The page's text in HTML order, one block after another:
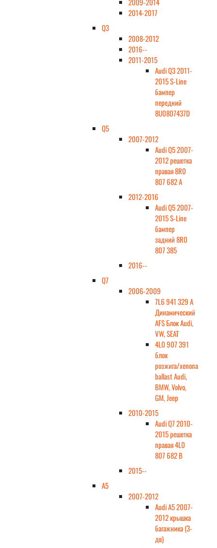
2009-2014
2014-2017
Q3
2008-2012
2016--
2011-2015
Audi Q3 2011-
2015 S-Line
бампер
передний
8U0807437D
Q5
2007-2012
Audi Q5 2007-
2012 решетка
правая 8R0
807 682 A
2012-2016
Audi Q5 2007-
2015 S-Line
бампер
задний 8R0
807 385
2016--
Q7
2006-2009
7L6 941 329 A
Динамический
AFS Блок Audi,
VW, SEAT
4L0 907 391
блок
розжига/xenona
ballast Audi,
BMW, Volvo,
GM, Jeep
2010-2015
Audi Q7 2010-
2015 решетка
правая 4L0
807 682 B
2015--
A5
2007-2012
Audi A5 2007-
2012 крышка
багажника (3-
дв)